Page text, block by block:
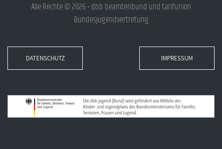
Alle Rechte © 2026 • dbb beamtenbund und tarifunion
Bundesjugendvertretung
DATENSCHUTZ IMPRESSUM